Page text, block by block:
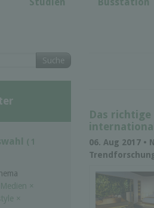
Das
06. Aug 2017 •
Suche
( 1
×
×